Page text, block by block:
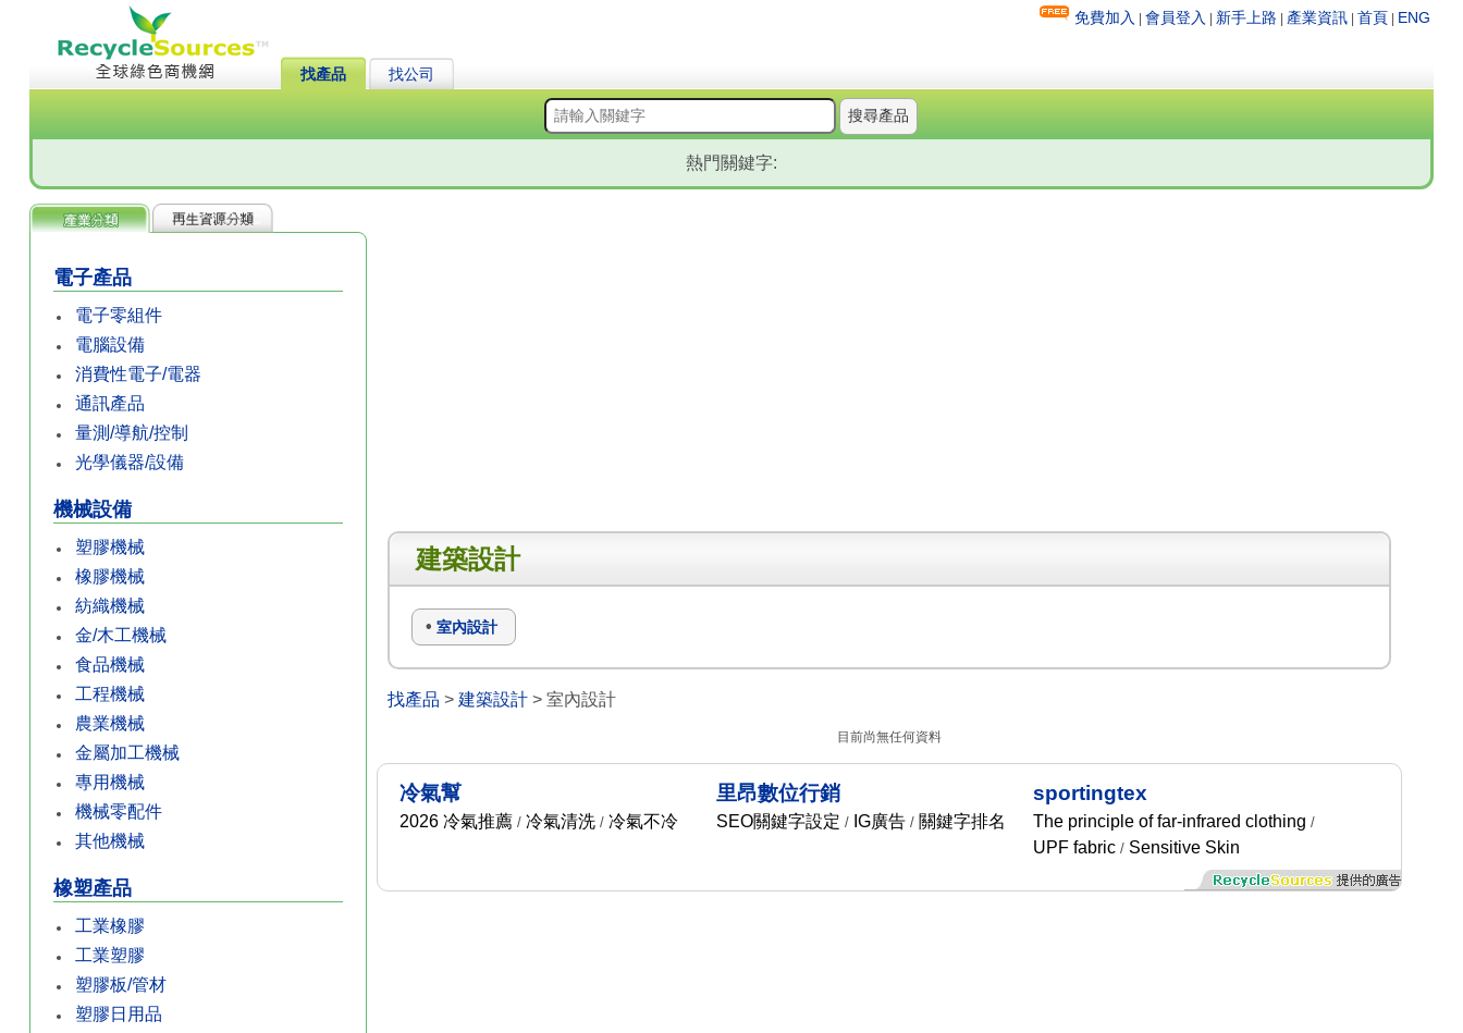
免費加入 |會員登入 新手上路 產業資訊 |首頁 ENG
找產品 找公司
搜尋產品
熱門關鍵字:
電子產品
電子零組件
電腦設備
消費性電子/電器
通訊產品
量測/導航/控制
光學儀器/設備
機械設備
塑膠機械
橡膠機械
紡織機械
金/木工機械
食品機械
工程機械
農業機械
金屬加工機械
專用機械
機械零配件
其他機械
橡塑產品
工業橡膠
工業塑膠
塑膠板/管材
塑膠日用品
建築設計
室內設計
找產品 > 建築設計> 室內設計
目前尚無任何資料
冷氣幫
2026 冷氣推薦 / 冷氣清洗 / 冷氣不冷
里昂數位行銷
SEO關鍵字設定 / IG廣告 / 關鍵字排名
sportingtex
The principle of far-infrared clothing /
UPF fabric / Sensitive Skin